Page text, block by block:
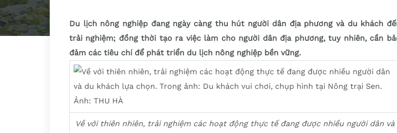
Du lịch nông nghiệp đang ngày càng thu hút người dân địa phương và du khách
trải nghiệm; đồng thời tạo ra việc làm cho người dân địa phương, tuy nhiên, cần
đảm các tiêu chí để phát triển du lịch nông nghiệp bền vững.
Về với thiên nhiên, trải nghiệm các hoạt động thực tế đang được nhiều người dân và